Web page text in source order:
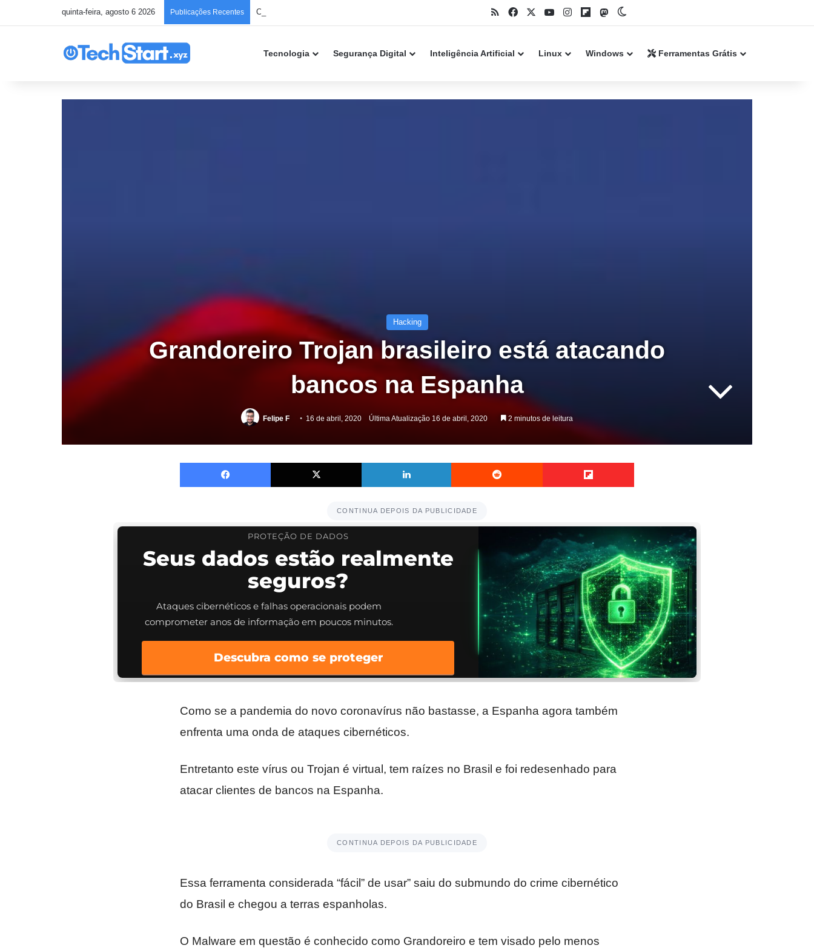
quinta-feira, agosto 6 2026 Publicações Recentes Check Point alerta para falha crítica em servidores RSS Facebook YouTubeInstagramFlipboardMastodon
Tecnologia Segurança Digital Inteligência Artificial Linux Windows Ferramentas Grátis
Hacking
Grandoreiro Trojan brasileiro está atacando
bancos na Espanha
Felipe F 16 de abril, 2020 Última Atualização 16 de abril, 2020 2 minutos de leitura
Facebook X Linkedin Reddit
CONTINUA DEPOIS DA PUBLICIDADE
PROTEÇÃO DE DADOS
Seus dados estão realmente
seguros?
Ataques cibernéticos e falhas operacionais podem
comprometer anos de informação em poucos minutos.
Descubra como se proteger
Como se a pandemia do novo coronavírus não bastasse, a Espanha agora também
enfrenta uma onda de ataques cibernéticos.
Entretanto este vírus ou Trojan é virtual, tem raízes no Brasil e foi redesenhado para
atacar clientes de bancos na Espanha.
CONTINUA DEPOIS DA PUBLICIDADE
Essa ferramenta considerada “fácil” de usar” saiu do submundo do crime cibernético
do Brasil e chegou a terras espanholas.
O Malware em questão é conhecido como Grandoreiro e tem visado pelo menos